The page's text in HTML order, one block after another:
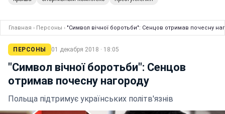
Главная › Персоны › "Символ вічної боротьби": Сенцов отримав почесну
ПЕРСОНЫ 01 декабря 2018 · 18:05
"Символ вічної боротьби": Сенцов
отримав почесну нагороду
Польща підтримує українських політв'язнів